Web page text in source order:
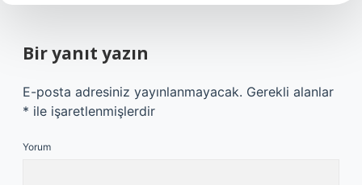
Bir yanıt yazın
E-posta adresiniz yayınlanmayacak. Gerekli alanlar
* ile işaretlenmişlerdir
Yorum